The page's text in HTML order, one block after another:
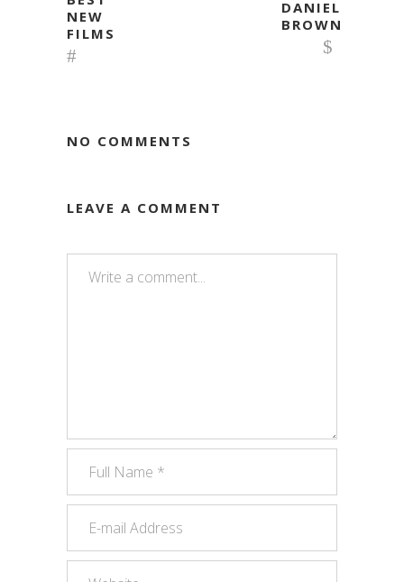
NEW
FILMS
DANIEL
BROWN
NO COMMENTS
LEAVE A COMMENT